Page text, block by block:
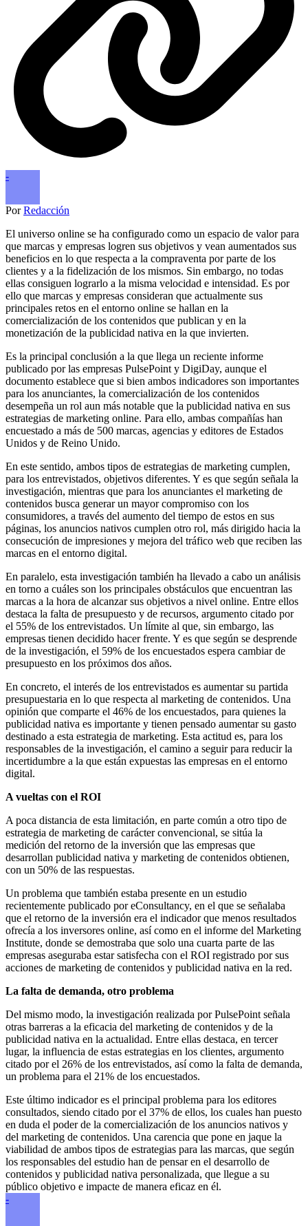
-
PorRedacción
El universo online se ha configurado como un espacio de valor para
que marcas y empresas logren sus objetivos y vean aumentados sus
beneficios en lo que respecta a la compraventa por parte de los
clientes y a la fidelización de los mismos. Sin embargo, no todas
ellas consiguen lograrlo a la misma velocidad e intensidad. Es por
ello que marcas y empresas consideran que actualmente sus
principales retos en el entorno online se hallan en la
comercialización de los contenidos que publican y en la
monetización de la publicidad nativa en la que invierten.
Es la principal conclusión a la que llega un reciente informe
publicado por las empresas PulsePoint y DigiDay, aunque el
documento establece que si bien ambos indicadores son importantes
para los anunciantes, la comercialización de los contenidos
desempeña un rol aun más notable que la publicidad nativa en sus
estrategias de marketing online. Para ello, ambas compañías han
encuestado a más de 500 marcas, agencias y editores de Estados
Unidos y de Reino Unido.
En este sentido, ambos tipos de estrategias de marketing cumplen,
para los entrevistados, objetivos diferentes. Y es que según señala la
investigación, mientras que para los anunciantes el marketing de
contenidos busca generar un mayor compromiso con los
consumidores, a través del aumento del tiempo de estos en sus
páginas, los anuncios nativos cumplen otro rol, más dirigido hacia la
consecución de impresiones y mejora del tráfico web que reciben las
marcas en el entorno digital.
En paralelo, esta investigación también ha llevado a cabo un análisis
en torno a cuáles son los principales obstáculos que encuentran las
marcas a la hora de alcanzar sus objetivos a nivel online. Entre ellos
destaca la falta de presupuesto y de recursos, argumento citado por
el 55% de los entrevistados. Un límite al que, sin embargo, las
empresas tienen decidido hacer frente. Y es que según se desprende
de la investigación, el 59% de los encuestados espera cambiar de
presupuesto en los próximos dos años.
En concreto, el interés de los entrevistados es aumentar su partida
presupuestaria en lo que respecta al marketing de contenidos. Una
opinión que comparte el 46% de los encuestados, para quienes la
publicidad nativa es importante y tienen pensado aumentar su gasto
destinado a esta estrategia de marketing. Esta actitud es, para los
responsables de la investigación, el camino a seguir para reducir la
incertidumbre a la que están expuestas las empresas en el entorno
digital.
A vueltas con el ROI
A poca distancia de esta limitación, en parte común a otro tipo de
estrategia de marketing de carácter convencional, se sitúa la
medición del retorno de la inversión que las empresas que
desarrollan publicidad nativa y marketing de contenidos obtienen,
con un 50% de las respuestas.
Un problema que también estaba presente en un estudio
recientemente publicado por eConsultancy, en el que se señalaba
que el retorno de la inversión era el indicador que menos resultados
ofrecía a los inversores online, así como en el informe del Marketing
Institute, donde se demostraba que solo una cuarta parte de las
empresas aseguraba estar satisfecha con el ROI registrado por sus
acciones de marketing de contenidos y publicidad nativa en la red.
La falta de demanda, otro problema
Del mismo modo, la investigación realizada por PulsePoint señala
otras barreras a la eficacia del marketing de contenidos y de la
publicidad nativa en la actualidad. Entre ellas destaca, en tercer
lugar, la influencia de estas estrategias en los clientes, argumento
citado por el 26% de los entrevistados, así como la falta de demanda,
un problema para el 21% de los encuestados.
Este último indicador es el principal problema para los editores
consultados, siendo citado por el 37% de ellos, los cuales han puesto
en duda el poder de la comercialización de los anuncios nativos y
del marketing de contenidos. Una carencia que pone en jaque la
viabilidad de ambos tipos de estrategias para las marcas, que según
los responsables del estudio han de pensar en el desarrollo de
contenidos y publicidad nativa personalizada, que llegue a su
público objetivo e impacte de manera eficaz en él.
-